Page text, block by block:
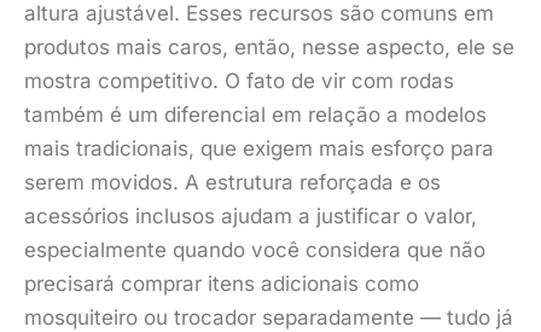
altura ajustável. Esses recursos são comuns em
produtos mais caros, então, nesse aspecto, ele se
mostra competitivo. O fato de vir com rodas
também é um diferencial em relação a modelos
mais tradicionais, que exigem mais esforço para
serem movidos. A estrutura reforçada e os
acessórios inclusos ajudam a justificar o valor,
especialmente quando você considera que não
precisará comprar itens adicionais como
mosquiteiro ou trocador separadamente — tudo já